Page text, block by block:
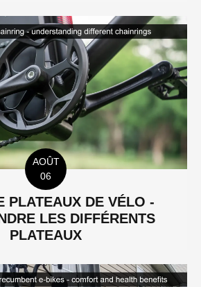
AOÛT
06
PLATEAUX DE VÉLO -
LES DIFFÉRENTS
PLATEAUX